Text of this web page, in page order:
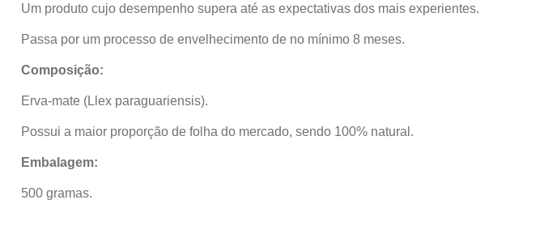
Um produto cujo desempenho supera até as expectativas dos mais experientes.
Passa por um processo de envelhecimento de no mínimo 8 meses.
Composição:
Erva-mate (Llex paraguariensis).
Possui a maior proporção de folha do mercado, sendo 100% natural.
Embalagem:
500 gramas.